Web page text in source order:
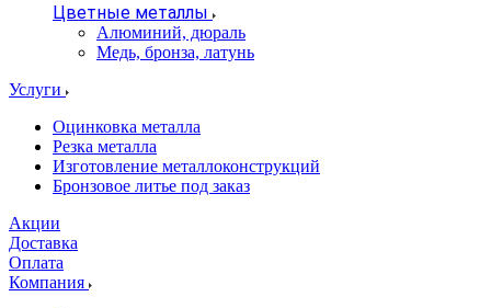
Цветные металлы
Алюминий, дюраль
Медь, бронза, латунь
Услуги
Оцинковка металла
Резка металла
Изготовление металлоконструкций
Бронзовое литье под заказ
Акции
Доставка
Оплата
Компания